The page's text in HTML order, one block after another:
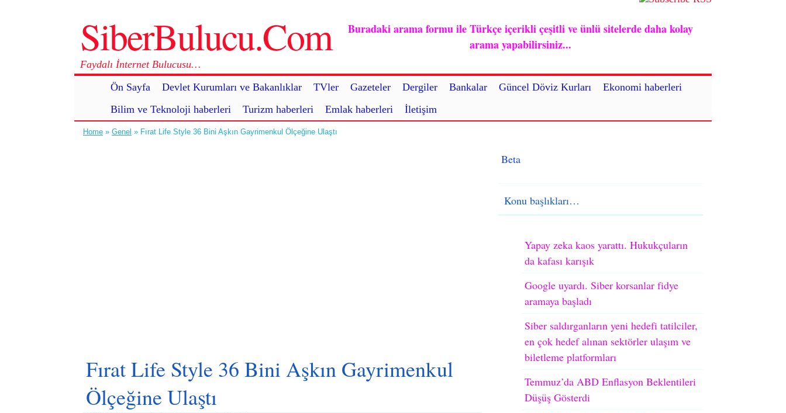
SiberBulucu.Com
Faydalı İnternet Bulucusu…
Ön Sayfa
Devlet Kurumları ve Bakanlıklar TVler Gazeteler Dergiler Bankalar Güncel Döviz Kurları
Ekonomi haberleri
Bilim ve Teknoloji haberleri
Turizm haberleri Emlak haberleri İletişim
Buradaki arama formu ile Türkçe içerikli çeşitli ve ünlü sitelerde daha kolay
arama yapabilirsiniz...
Home » Genel » Fırat Life Style 36 Bini Aşkın Gayrimenkul Ölçeğine Ulaştı
Fırat Life Style 36 Bini Aşkın Gayrimenkul
Ölçeğine Ulaştı
Beta
Konu başlıkları…
Yapay zeka kaos yarattı. Hukukçuların
da kafası karışık
Google uyardı. Siber korsanlar fidye
aramaya başladı
Siber saldırganların yeni hedefi tatilciler,
en çok hedef alınan sektörler ulaşım ve
biletleme platformları
Temmuz’da ABD Enflasyon Beklentileri
Düşüş Gösterdi